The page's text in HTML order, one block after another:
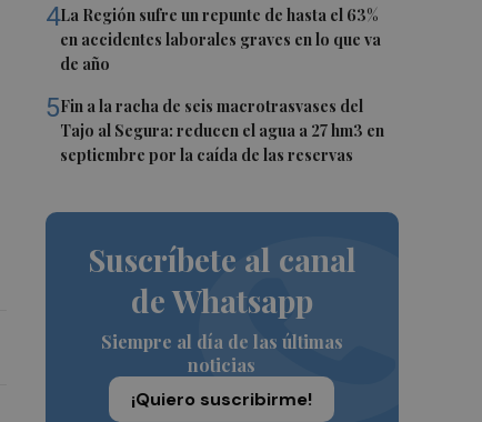
4La Región sufre un repunte de hasta el 63%
en accidentes laborales graves en lo que va
de año
5Fin a la racha de seis macrotrasvases del
Tajo al Segura: reducen el agua a 27 hm3 en
septiembre por la caída de las reservas
Suscríbete al canal
de Whatsapp
Siempre al día de las últimas
noticias
¡Quiero suscribirme!